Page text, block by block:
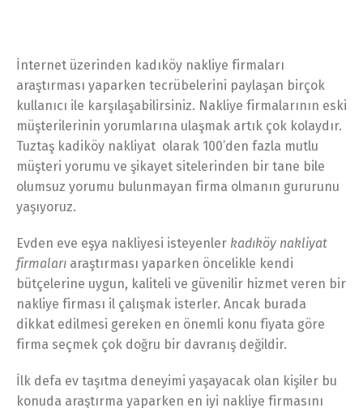
İnternet üzerinden kadıköy nakliye firmaları
araştırması yaparken tecrübelerini paylaşan birçok
kullanıcı ile karşılaşabilirsiniz. Nakliye firmalarının eski
müşterilerinin yorumlarına ulaşmak artık çok kolaydır.
Tuztaş kadiköy nakliyat olarak 100’den fazla mutlu
müşteri yorumu ve şikayet sitelerinden bir tane bile
olumsuz yorumu bulunmayan firma olmanın gururunu
yaşıyoruz.
Evden eve eşya nakliyesi isteyenler kadıköy nakliyat
firmaları araştırması yaparken öncelikle kendi
bütçelerine uygun, kaliteli ve güvenilir hizmet veren bir
nakliye firması il çalışmak isterler. Ancak burada
dikkat edilmesi gereken en önemli konu fiyata göre
firma seçmek çok doğru bir davranış değildir.
İlk defa ev taşıtma deneyimi yaşayacak olan kişiler bu
konuda araştırma yaparken en iyi nakliye firmasını